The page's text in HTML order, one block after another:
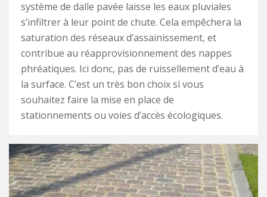
système de dalle pavée laisse les eaux pluviales
s’infiltrer à leur point de chute. Cela empêchera la
saturation des réseaux d’assainissement, et
contribue au réapprovisionnement des nappes
phréatiques. Ici donc, pas de ruissellement d’eau à
la surface. C’est un très bon choix si vous
souhaitez faire la mise en place de
stationnements ou voies d’accès écologiques.